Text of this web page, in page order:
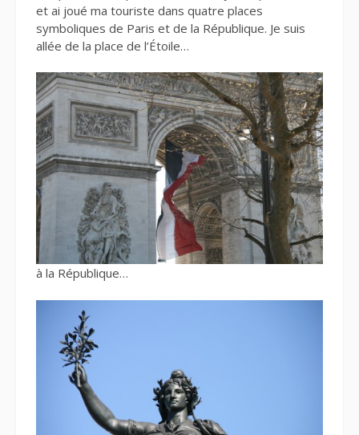
et ai joué ma touriste dans quatre places
symboliques de Paris et de la République. Je suis
allée de la place de l’Étoile…
à la République…